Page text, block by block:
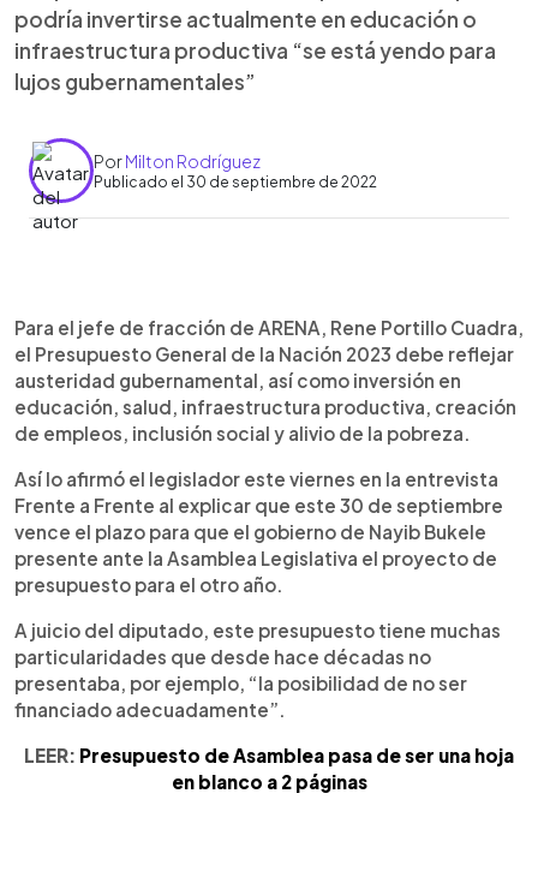
podría invertirse actualmente en educación o
infraestructura productiva “se está yendo para
lujos gubernamentales”
PorMilton Rodríguez
Publicado el 30 de septiembre de 2022
► Escuchar artículo
Para el jefe de fracción de ARENA, Rene Portillo Cuadra,
el Presupuesto General de la Nación 2023 debe reflejar
austeridad gubernamental, así como inversión en
educación, salud, infraestructura productiva, creación
de empleos, inclusión social y alivio de la pobreza.
Así lo afirmó el legislador este viernes en la entrevista
Frente a Frente al explicar que este 30 de septiembre
vence el plazo para que el gobierno de Nayib Bukele
presente ante la Asamblea Legislativa el proyecto de
presupuesto para el otro año.
A juicio del diputado, este presupuesto tiene muchas
particularidades que desde hace décadas no
presentaba, por ejemplo, “la posibilidad de no ser
financiado adecuadamente”.
LEER: Presupuesto de Asamblea pasa de ser una hoja
en blanco a 2 páginas